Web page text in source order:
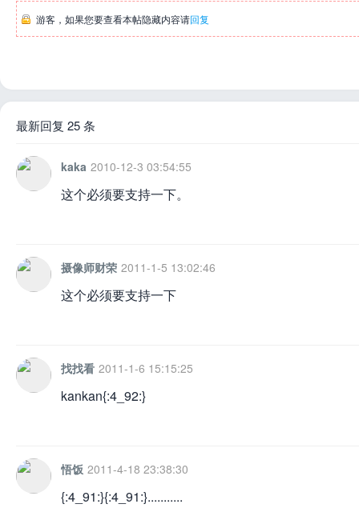
游客，如果您要查看本帖隐藏内容请回复
最新回复 25 条
kaka 2010-12-3 03:54:55
这个必须要支持一下。
摄像师财荣 2011-1-5 13:02:46
这个必须要支持一下
找找看 2011-1-6 15:15:25
kankan{:4_92:}
悟饭 2011-4-18 23:38:30
{:4_91:}{:4_91:}...........